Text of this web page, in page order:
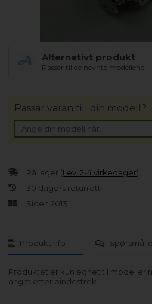
Alternativt produkt
Passer til de nevnte modellene.
Produktinfo Spørsmål
Produktet er kun egnet til modeller
angitt etter bindestrek.
På lager (Lev. 2-4 virkedager).
30 dagers returrett
Siden 2013
Passar varan till din modell?